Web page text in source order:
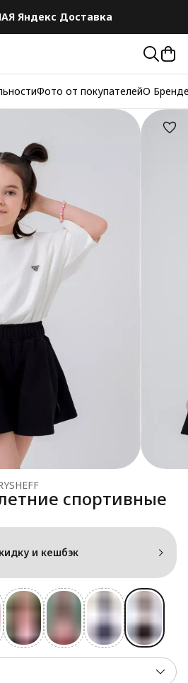
Яндекс Доставка
Фото от покупателейО
спортивные
и кешбэк